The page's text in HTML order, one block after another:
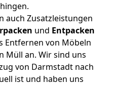
auch Zusatzleistungen
und Entpacken
Entfernen von Möbeln
Müll an. Wir sind uns
von Darmstadt nach
ist und haben uns